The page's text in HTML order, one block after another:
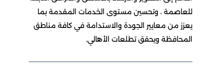
للعاصمة ، وتحسين مستوى الخدمات المقدمة بما
يعزز من معايير الجودة والاستدامة في كافة مناطق
المحافظة ويحقق تطلعات الأهالي.